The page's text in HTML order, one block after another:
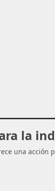
la
una